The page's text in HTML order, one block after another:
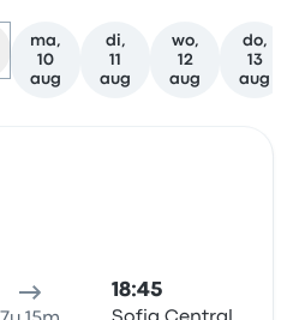
ma,
10
aug
di,
11
aug
wo,
12
aug
do,
13
aug
18:45